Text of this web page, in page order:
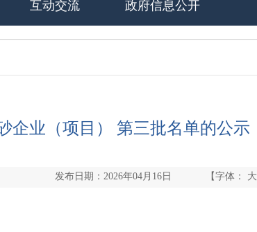
互动交流 政府信息公开
企业（项目） 第三批名单的公示
发布日期：2026年04月16日 【字体： 大